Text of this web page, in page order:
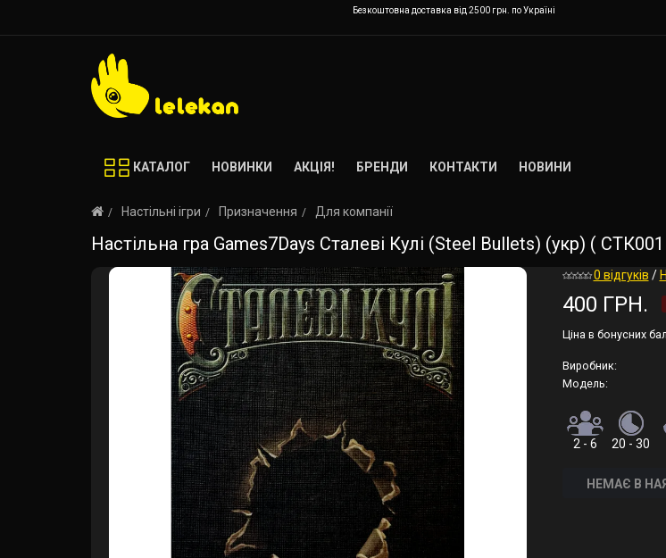
Безкоштовна доставка від 2500 грн. по Україні
КАТАЛОГ НОВИНКИ АКЦІЯ! БРЕНДИ КОНТАКТИ НОВИНИ
Настільні ігри Призначення Для компанії
Настільна гра Games7Days Сталеві Кулі (Steel Bullets) (укр) (
0 відгуків /
400 ГРН.
Ціна в бонусних
Виробник:
Модель:
2 - 6 20 - 30
НЕМАЄ В